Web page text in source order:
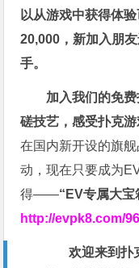
以从游戏中获得体
20,000，新加入朋
手。
加入我们的免
磋技艺，感受扑克游
在国内新开设的旗
动，现在只要成为
得——“EV专属大宝
http://evpk8.com/
欢迎来到扑